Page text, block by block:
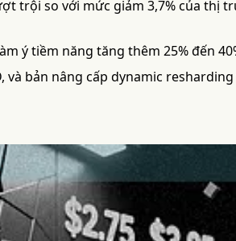
trội so với mức giảm 3,7% của thị
ý tiềm năng tăng thêm 25% đến
và bản nâng cấp dynamic